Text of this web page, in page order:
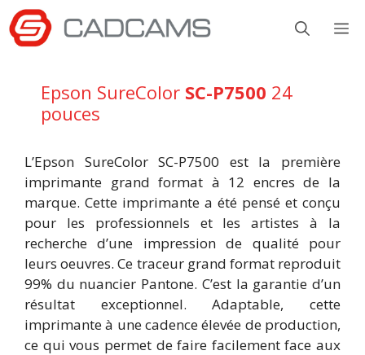
Aller
au
contenu
Epson SureColor SC-P7500 24
pouces
L’Epson SureColor SC-P7500 est la première
imprimante grand format à 12 encres de la
marque. Cette imprimante a été pensé et conçu
pour les professionnels et les artistes à la
recherche d’une impression de qualité pour
leurs oeuvres. Ce traceur grand format reproduit
99% du nuancier Pantone. C’est la garantie d’un
résultat exceptionnel. Adaptable, cette
imprimante à une cadence élevée de production,
ce qui vous permet de faire facilement face aux